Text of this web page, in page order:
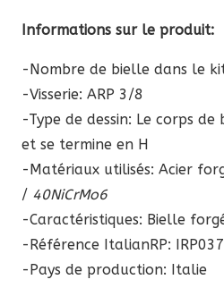
Informations sur le produit:
-Nombre de bielle dans le
-Visserie: ARP 3/8
-Type de dessin: Le corps
et se termine en H
-Matériaux utilisés: Acier
/ 40NiCrMo6
-Caractéristiques: Bielle
-Référence ItalianRP: IRP037
-Pays de production: Italie